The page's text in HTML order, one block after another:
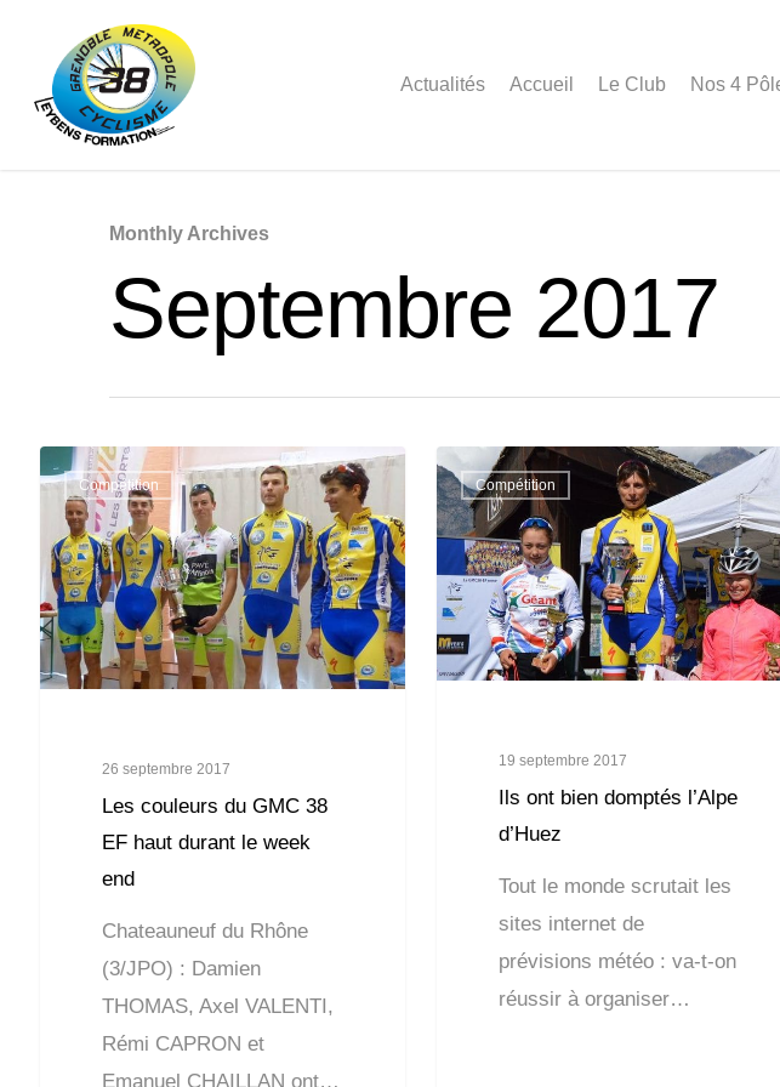
Actualités Accueil Le Club Nos 4
Monthly Archives
Septembre 2017
Compétition
26 septembre 2017
Les couleurs du GMC 38
EF haut durant le week
end
Chateauneuf du Rhône
(3/JPO) : Damien
THOMAS, Axel VALENTI,
Rémi CAPRON et
Emanuel CHAILLAN ont…
Compétition
19 septembre 2017
Ils ont bien domptés l’Alpe
d’Huez
Tout le monde scrutait les
sites internet de
prévisions météo : va-t-on
réussir à organiser…